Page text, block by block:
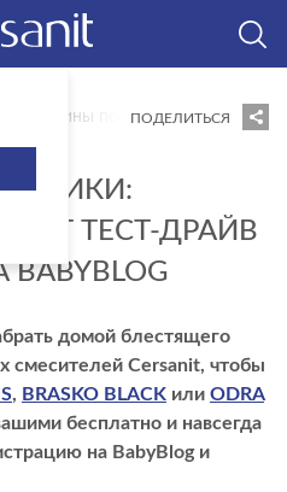
Мамины помощники: Cersanit
ПОДЕЛИТЬСЯ
ТЕСТ-ДРАЙВ
домой блестящего
смесителей Cersanit, чтобы
, BRASKO BLACK или ODRA
бесплатно и навсегда
на BabyBlog и